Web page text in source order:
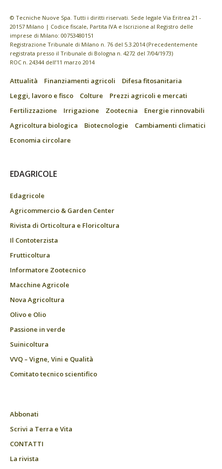
© Tecniche Nuove Spa. Tutti i diritti riservati. Sede legale Via Eritrea 21 -
20157 Milano | Codice fiscale, Partita IVA e Iscrizione al Registro delle
imprese di Milano: 00753480151
Registrazione Tribunale di Milano n. 76 del 5.3.2014 (Precedentemente
registrata presso il Tribunale di Bologna n. 4272 del 7/04/1973)
ROC n. 24344 dell’11 marzo 2014
Attualità Finanziamenti agricoli
Difesa fitosanitaria
Leggi, lavoro e fisco
Colture
Prezzi agricoli e mercati
Fertilizzazione
Irrigazione Zootecnia
Energie rinnovabili
Agricoltura biologica
Biotecnologie
Cambiamenti climatici
Economia circolare
EDAGRICOLE
Edagricole
Agricommercio & Garden Center
Rivista di Orticoltura e Floricoltura
Il Contoterzista
Frutticoltura
Informatore Zootecnico
Macchine Agricole
Nova Agricoltura
Olivo e Olio
Passione in verde
Suinicoltura
VVQ – Vigne, Vini e Qualità
Comitato tecnico scientifico
Abbonati
Scrivi a Terra e Vita
CONTATTI
La rivista